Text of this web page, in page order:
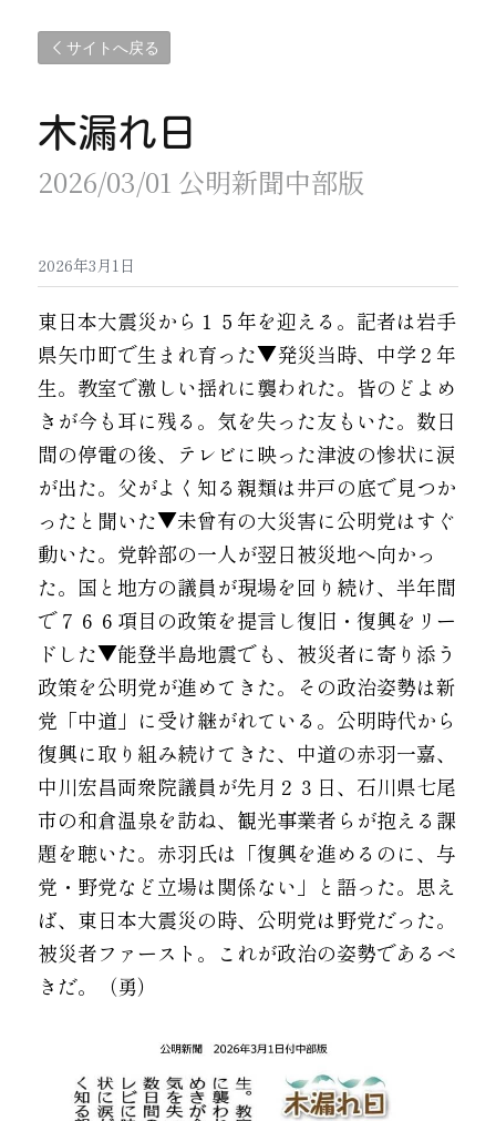
サイトへ戻る
木漏れ日
2026/03/01 公明新聞中部版
2026年3月1日
東日本大震災から１５年を迎える。記者は岩手
県矢巾町で生まれ育った▼発災当時、中学２年
生。教室で激しい揺れに襲われた。皆のどよめ
きが今も耳に残る。気を失った友もいた。数日
間の停電の後、テレビに映った津波の惨状に涙
が出た。父がよく知る親類は井戸の底で見つか
ったと聞いた▼未曾有の大災害に公明党はすぐ
動いた。党幹部の一人が翌日被災地へ向かっ
た。国と地方の議員が現場を回り続け、半年間
で７６６項目の政策を提言し復旧・復興をリー
ドした▼能登半島地震でも、被災者に寄り添う
政策を公明党が進めてきた。その政治姿勢は新
党「中道」に受け継がれている。公明時代から
復興に取り組み続けてきた、中道の赤羽一嘉、
中川宏昌両衆院議員が先月２３日、石川県七尾
市の和倉温泉を訪ね、観光事業者らが抱える課
題を聴いた。赤羽氏は「復興を進めるのに、与
党・野党など立場は関係ない」と語った。思え
ば、東日本大震災の時、公明党は野党だった。
被災者ファースト。これが政治の姿勢であるべ
きだ。（勇）